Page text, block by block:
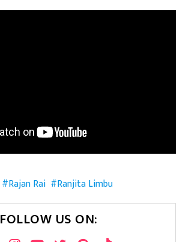
Rajan Rai Ranjita Limbu
FOLLOW US ON: